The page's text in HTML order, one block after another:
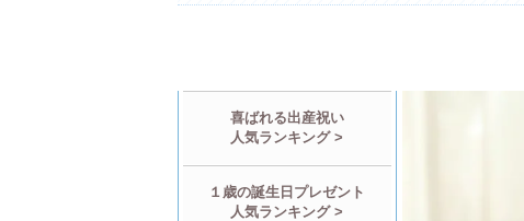
喜ばれる出産祝い
人気ランキング >
１歳の誕生日プレゼント
人気ランキング >